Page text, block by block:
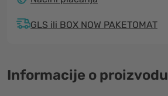
GLS ili BOX NOW PAKETOMAT
Informacije o proizvodu